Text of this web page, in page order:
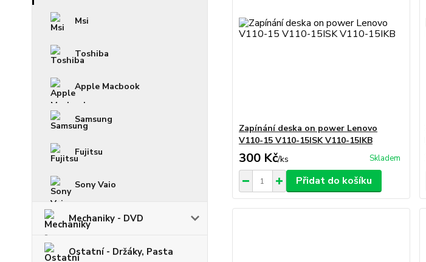
Msi
Toshiba
Apple Macbook
Samsung
Fujitsu
Sony Vaio
Mechaniky - DVD
Ostatní - Držáky, Pasta
Zapínání deska on power Lenovo
V110-15 V110-15ISK V110-15IKB
300 Kč/ks Skladem
Přidat do košíku